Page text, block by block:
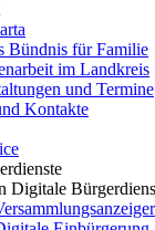
Bündnis für Familie
im Landkreis
und Termine
Kontakte
Digitale